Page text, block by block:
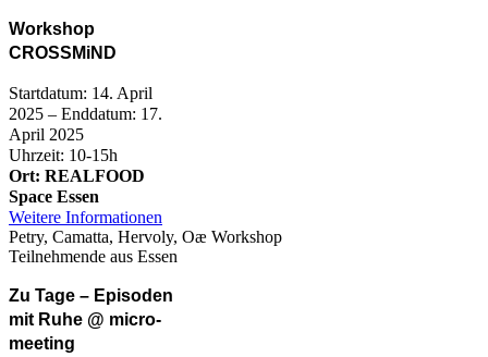
Workshop
CROSSMiND
Startdatum: 14. April
2025 – Enddatum: 17.
April 2025
Uhrzeit: 10-15h
Ort: REALFOOD
Space Essen
Weitere Informationen
Petry, Camatta, Hervoly, Oæ Workshop
Teilnehmende aus Essen
Zu Tage – Episoden
mit Ruhe @ micro-
meeting